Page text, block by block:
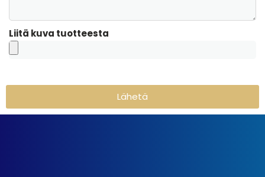
Liitä kuva tuotteesta
Lähetä